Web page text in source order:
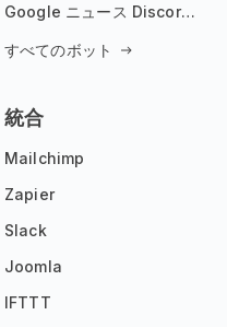
Google ニュース Discord ボット
すべてのボット
統合
Mailchimp
Zapier
Slack
Joomla
IFTTT